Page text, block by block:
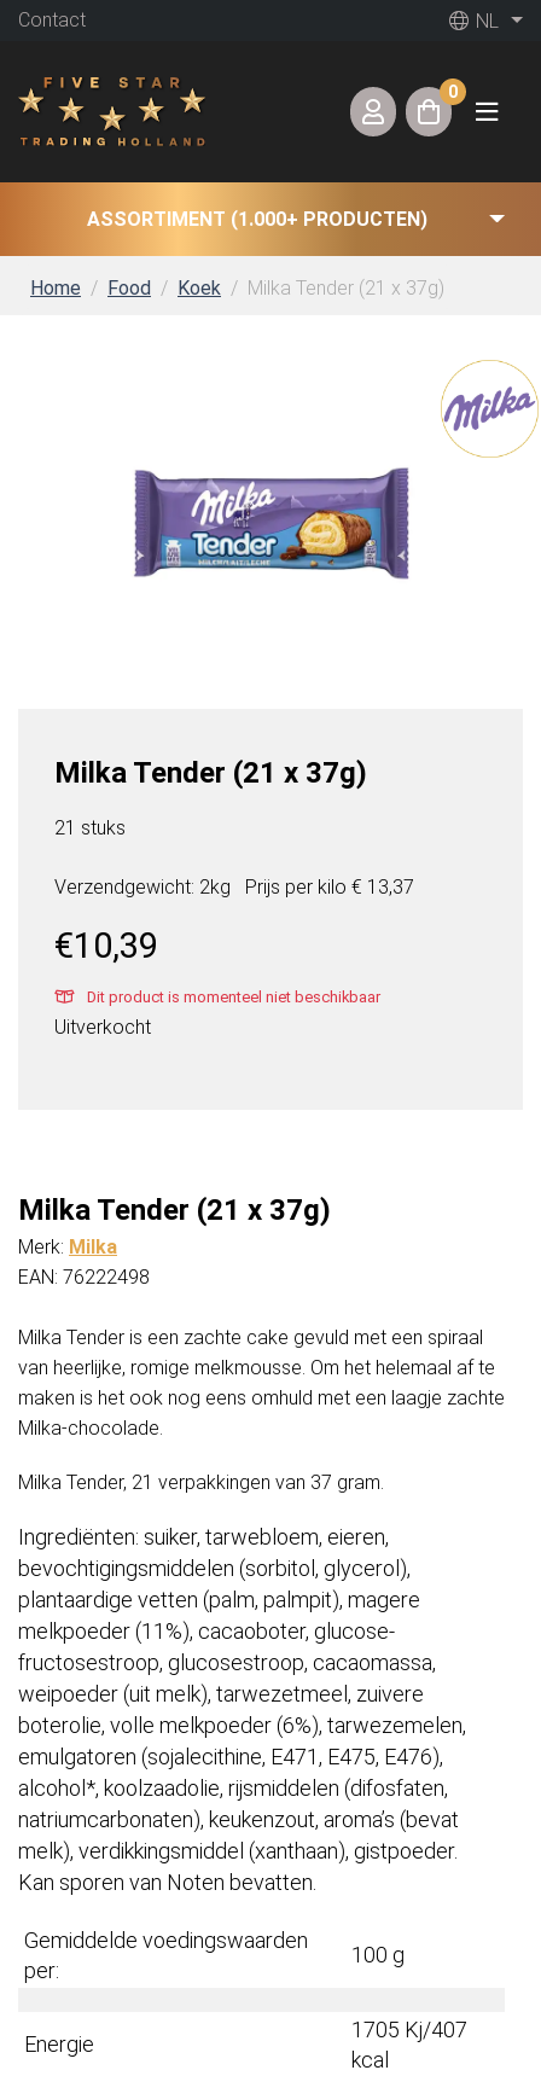
Contact NL
0
ASSORTIMENT (1.000+ PRODUCTEN)
Home Food Koek Milka Tender (21 x 37g)
Milka Tender (21 x 37g)
21 stuks
Verzendgewicht: 2kg Prijs per kilo € 13,37
€10,39
Dit product is momenteel niet beschikbaar
Uitverkocht
Milka Tender (21 x 37g)
Merk: Milka
EAN: 76222498
Milka Tender is een zachte cake gevuld met een spiraal
van heerlijke, romige melkmousse. Om het helemaal af te
maken is het ook nog eens omhuld met een laagje zachte
Milka-chocolade.
Milka Tender, 21 verpakkingen van 37 gram.
Ingrediënten: suiker, tarwebloem, eieren,
bevochtigingsmiddelen (sorbitol, glycerol),
plantaardige vetten (palm, palmpit), magere
melkpoeder (11%), cacaoboter, glucose-
fructosestroop, glucosestroop, cacaomassa,
weipoeder (uit melk), tarwezetmeel, zuivere
boterolie, volle melkpoeder (6%), tarwezemelen,
emulgatoren (sojalecithine, E471, E475, E476),
alcohol*, koolzaadolie, rijsmiddelen (difosfaten,
natriumcarbonaten), keukenzout, aroma’s (bevat
melk), verdikkingsmiddel (xanthaan), gistpoeder.
Kan sporen van Noten bevatten.
Gemiddelde voedingswaarden
per:
100 g
Energie
1705 Kj/407
kcal